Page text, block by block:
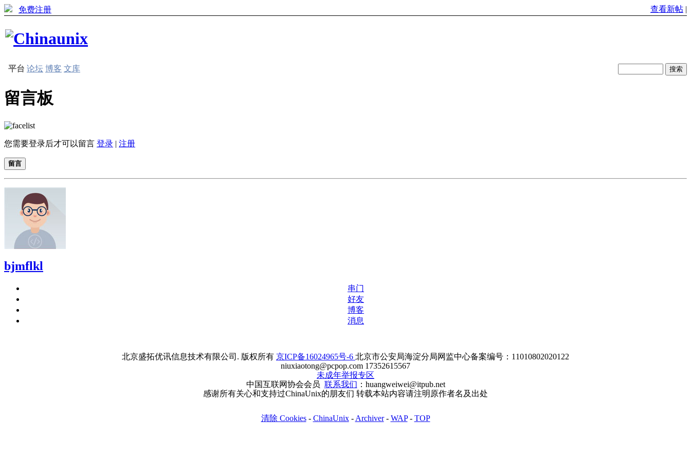
免费注册 查看新帖 |
平台 论坛 博客 文库
留言板
您需要登录后才可以留言 登录 | 注册
留言
bjmflkl
串门
好友
博客
消息
北京盛拓优讯信息技术有限公司. 版权所有 京ICP备16024965号-6 北京市公安局海淀分局网监中心备案编号：11010802020122
niuxiaotong@pcpop.com 17352615567
未成年举报专区
中国互联网协会会员 联系我们 ：huangweiwei@itpub.net
感谢所有关心和支持过ChinaUnix的朋友们 转载本站内容请注明原作者名及出处
清除 Cookies- ChinaUnix- Archiver- WAP- TOP